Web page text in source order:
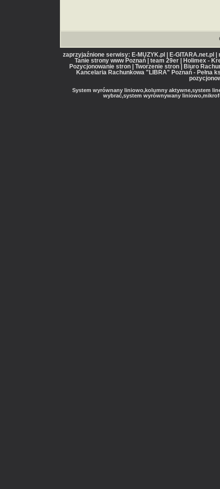
zaprzyjaźnione serwisy: E-MUZYK.pl | E-GITARA.net.pl
Tanie strony www Poznań | team 29er | Holimex -
Pozycjonowanie stron | Tworzenie stron | Biuro
Kancelaria Rachunkowa "LIBRA" Poznań - Pełna
System wyrównany liniowo,kolumny aktywne,system
wybrać,system wyrównywany